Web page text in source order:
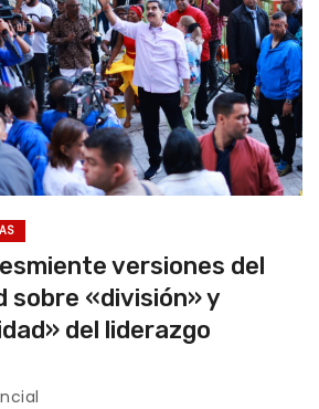
versiones del
sobre «división» y
del liderazgo